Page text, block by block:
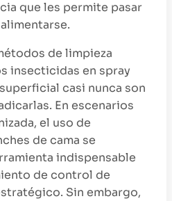
que les permite pasar
de limpieza
insecticidas en spray
casi nunca son
En escenarios
el uso de
de cama se
indispensable
de control de
Sin embargo,